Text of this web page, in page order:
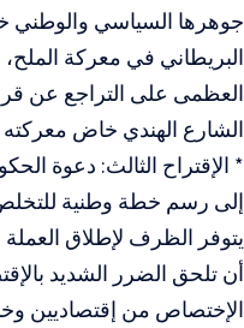
جوهرها السياسي والوطني
البريطاني في معركة الملح،
العظمى على التراجع عن
الشارع الهندي خاض معركته
* الإقتراح الثالث: دعوة
إلى رسم خطة وطنية للتخلص
يتوفر الظرف لإطلاق
أن تلحق الضرر الشديد
الإختصاص من إقتصاديين